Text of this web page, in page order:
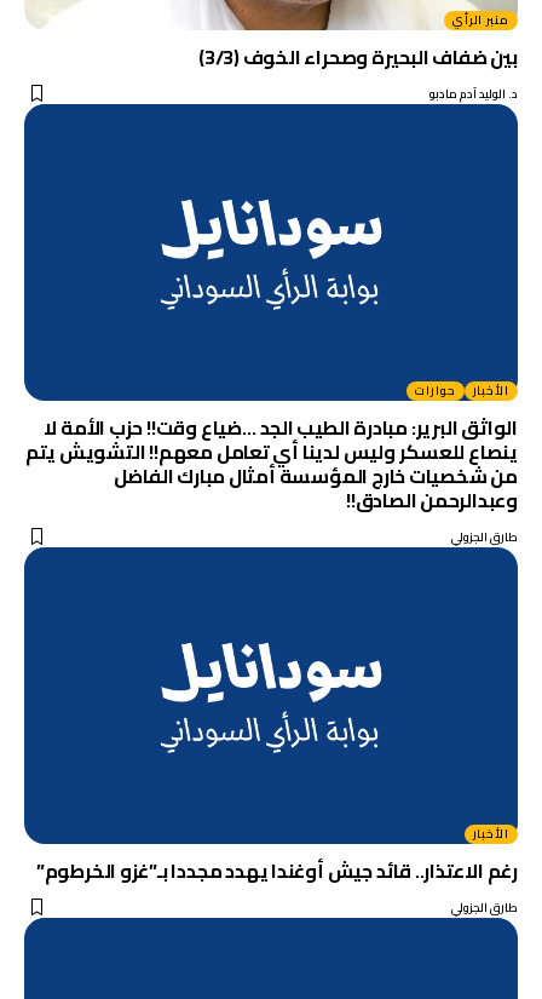
منبر الرأي
بين ضفاف البحيرة وصحراء الخوف (3/3)
د. الوليد آدم مادبو
الأخبار حوارات
الواثق البرير: مبادرة الطيب الجد …ضياع وقت!! حزب الأمة لا
ينصاع للعسكر وليس لدينا أي تعامل معهم!! التشويش يتم
من شخصيات خارج المؤسسة أمثال مبارك الفاضل
وعبدالرحمن الصادق!!
طارق الجزولي
الأخبار
رغم الاعتذار.. قائد جيش أوغندا يهدد مجددا بـ”غزو الخرطوم”
طارق الجزولي